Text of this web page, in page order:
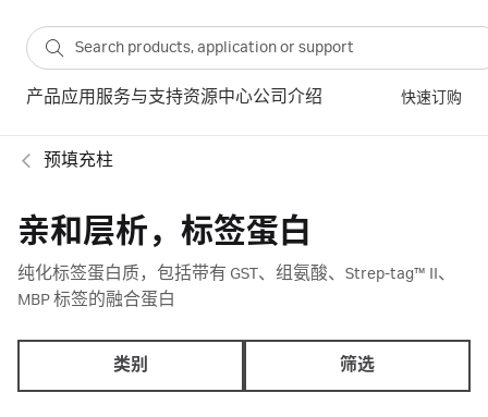
产品应用 服务与支持资源中心公司介绍 快速订购
预填充柱
亲和层析，标签蛋白
纯化标签蛋白质，包括带有 GST、组氨酸、Strep-tag™ II、
MBP 标签的融合蛋白
类别 筛选